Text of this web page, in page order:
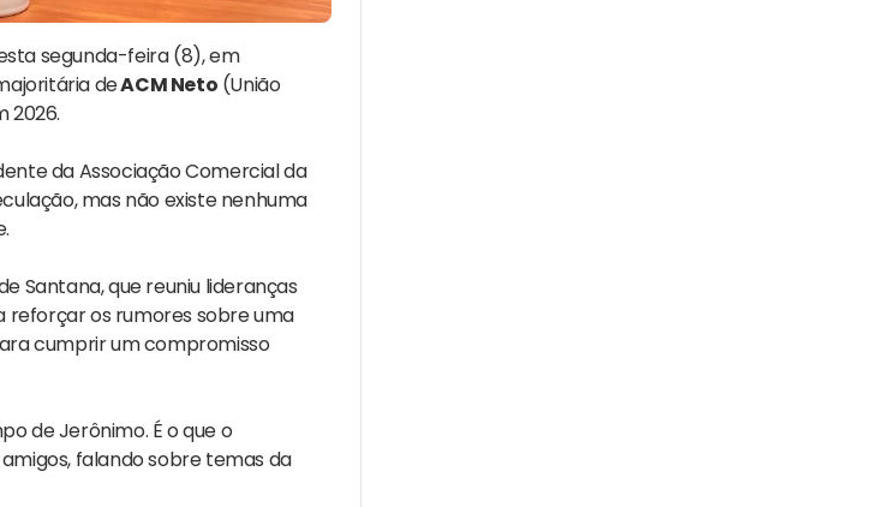
segunda-feira (8), em
deACM Neto (União
2026.
da Associação Comercial da
mas não existe nenhuma
Santana, que reuniu lideranças
reforçar os rumores sobre uma
cumprir um compromisso
de Jerônimo. É o que o
falando sobre temas da